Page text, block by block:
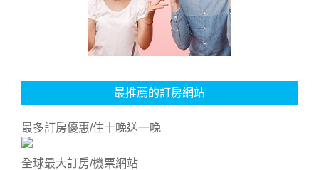
最推薦的訂房網站
最多訂房優惠/住十晚送一晚
全球最大訂房/機票網站